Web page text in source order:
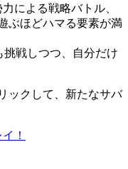
による戦略バトル、
ぶほどハマる要素が満
挑戦しつつ、自分だけ
ックして、新たなサバ
！